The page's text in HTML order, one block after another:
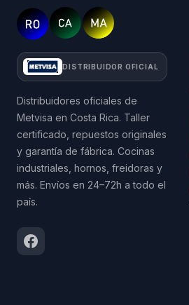
DISTRIBUIDOR OFICIAL
Distribuidores oficiales de
Metvisa en Costa Rica. Taller
certificado, repuestos originales
y garantía de fábrica. Cocinas
industriales, hornos, freidoras y
más. Envíos en 24–72h a todo el
país.